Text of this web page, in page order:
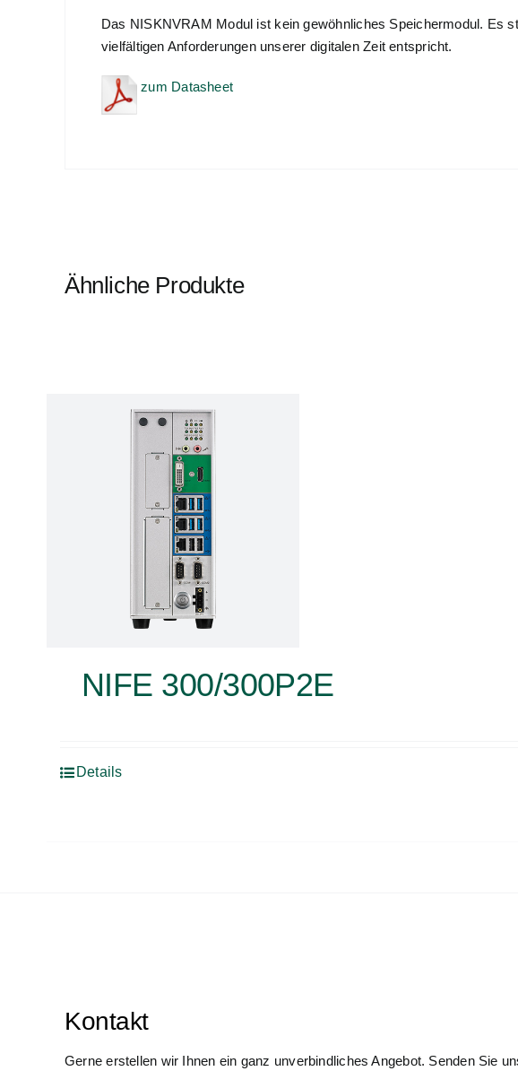
Das NISKNVRAM Modul ist kein gewöhnliches Speichermodul. Es
vielfältigen Anforderungen unserer digitalen Zeit entspricht.
zum Datasheet
Ähnliche Produkte
NIFE 300/300P2E
Details
Kontakt
Gerne erstellen wir Ihnen ein ganz unverbindliches Angebot. Senden Sie